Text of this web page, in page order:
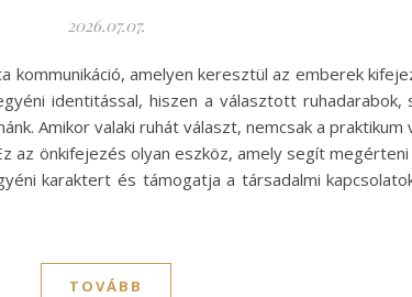
2026.07.07.
kommunikáció, amelyen keresztül az emberek
identitással, hiszen a választott
Amikor valaki ruhát választ, nemcsak a
az önkifejezés olyan eszköz, amely segít
karaktert és támogatja a társadalmi
TOVÁBB